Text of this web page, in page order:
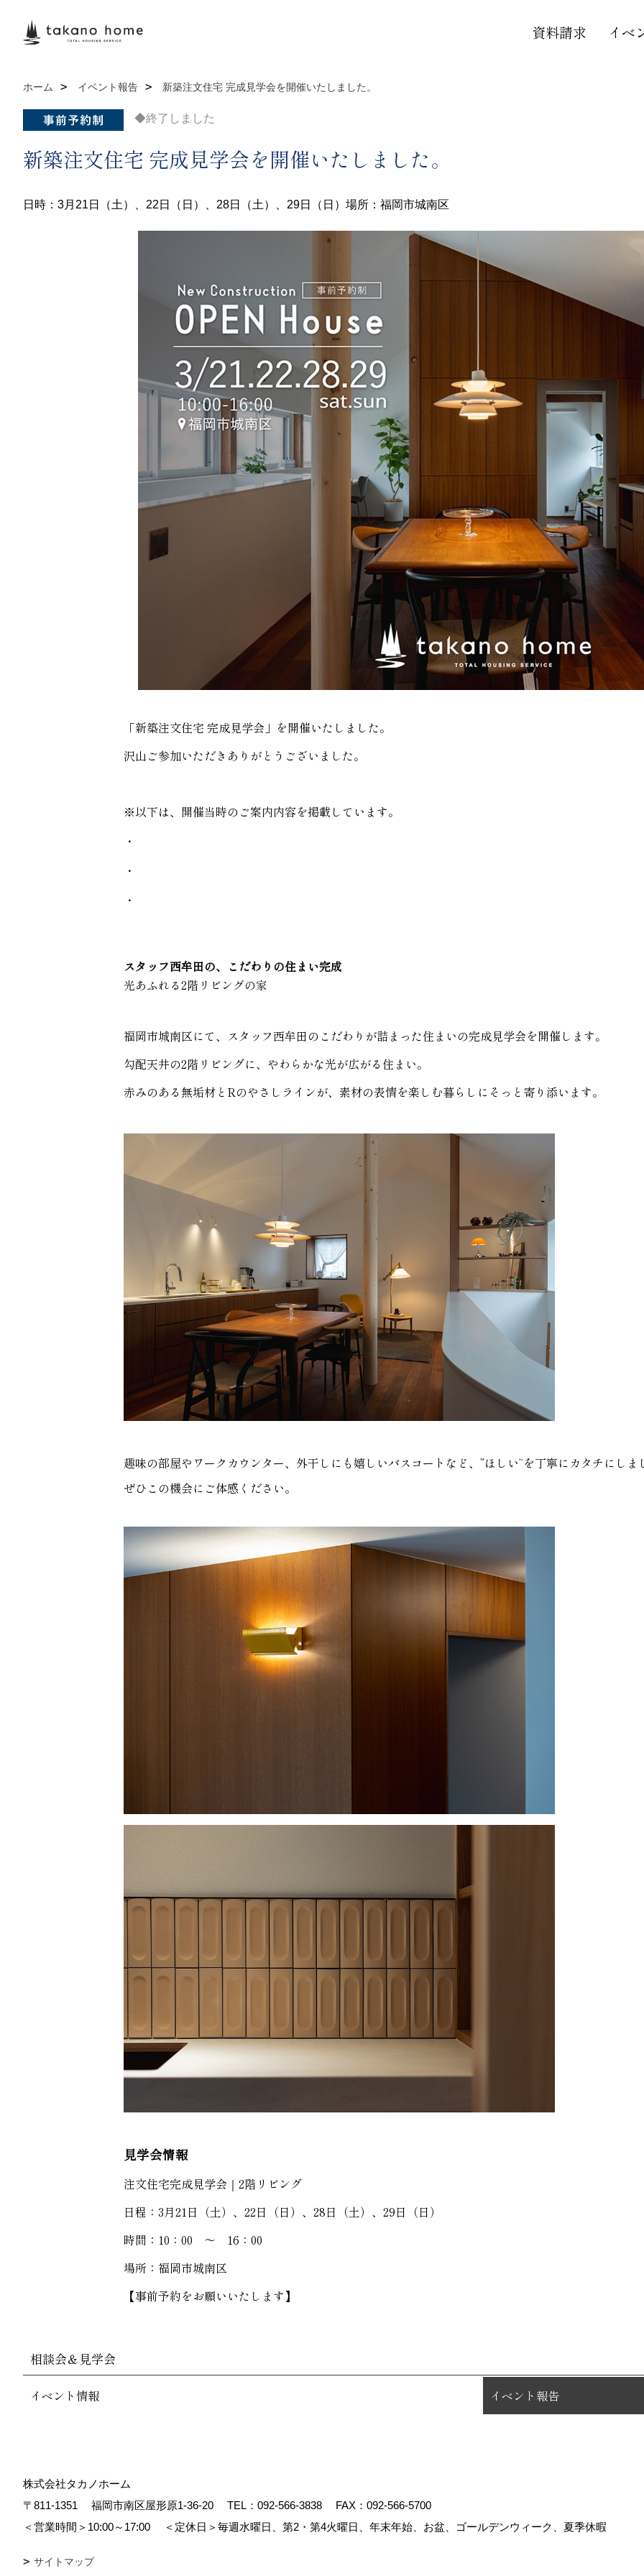
資料請求 イベ
ホーム イベント報告 新築注文住宅 完成見学会を開催いたしました。
◆終了しました
新築注文住宅 完成見学会を開催いたしました。
日時：3月21日（土）、22日（日）、28日（土）、29日（日） 場所：福岡市城南区
「新築注文住宅 完成見学会」を開催いたしました。
沢山ご参加いただきありがとうございました。
※以下は、開催当時のご案内内容を掲載しています。
・
・
・
スタッフ西牟田の、こだわりの住まい完成
光あふれる2階リビングの家
福岡市城南区にて、スタッフ西牟田のこだわりが詰まった住まいの完成見学会を開催します。
勾配天井の2階リビングに、やわらかな光が広がる住まい。
赤みのある無垢材とRのやさしラインが、 素材の表情を楽しむ暮らしにそっと寄り添います。
趣味の部屋やワークカウンター、 外干しにも嬉しいバスコートなど、 ”ほしい“を丁寧にカタチにしま
ぜひこの機会にご体感ください。
見学会情報
注文住宅完成見学会｜2階リビング
日程：3月21日（土）、22日（日）、28日（土）、29日（日）
時間：10：00 ～ 16：00
場所：福岡市城南区
【事前予約をお願いいたします】
相談会＆見学会
イベント情報 イベント報告
株式会社タカノホーム
〒811-1351
福岡市南区屋形原1-36-20 TEL： 092-566-3838
FAX：092-566-5700
＜営業時間＞10:00～17:00
＜定休日＞毎週水曜日、第2・第4火曜日、年末年始、お盆、ゴールデンウィーク、夏季休暇
サイトマップ